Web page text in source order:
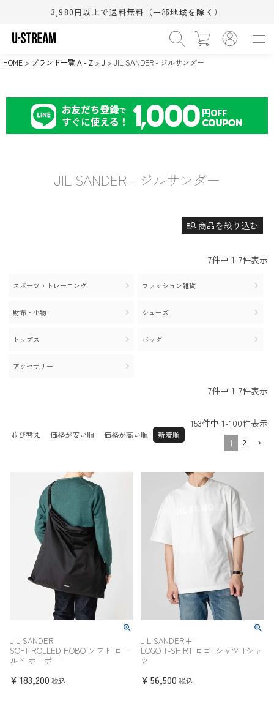
3,980円以上で送料無料（一部地域を除く）
HOME ブランド一覧 A - Z J JIL SANDER - ジルサンダー
JIL SANDER - ジルサンダー
manage_search商品を絞り込む
› カテゴリー
›
在庫なし商品
XS(相当) S(相当) M(相当)
L(相当) XL(相当) ワンサイズ
シューズサイズ(cm)
11.5cm
12.0cm
12.5cm
17.0cm
18.0cm
18.5cm
19.0cm
24.5cm
26.0cm
29.5cm
31.0cm
ブラウン系
ベージュ系
ピンク系
シルバー系
7件中 1-7件表示
スポーツ・トレーニング ファッション雑貨
財布・小物 シューズ
トップス バッグ
アクセサリー
7件中 1-7件表示
並び替え 価格が安い順 価格が高い順 新着順
153件中 1-100件表示
1
2
JIL SANDER
SOFT ROLLED HOBO ソフト ロー
ルド ホーボー
¥ 183,200 税込
JIL SANDER+
LOGO T-SHIRT ロゴTシャツ Tシャ
ツ
¥ 56,500 税込